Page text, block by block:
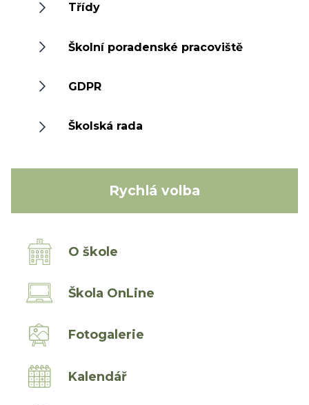
Třídy
Školní poradenské pracoviště
GDPR
Školská rada
Rychlá volba
O škole
Škola OnLine
Fotogalerie
Kalendář